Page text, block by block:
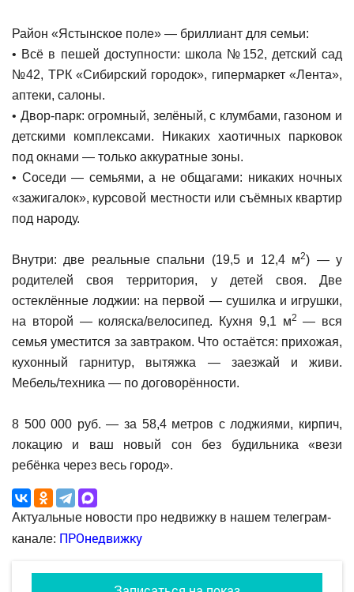
Район «Ястынское поле» — бриллиант для семьи:
• Всё в пешей доступности: школа №152, детский сад
№42, ТРК «Сибирский городок», гипермаркет «Лента»,
аптеки, салоны.
• Двор-парк: огромный, зелёный, с клумбами, газоном и
детскими комплексами. Никаких хаотичных парковок
под окнами — только аккуратные зоны.
• Соседи — семьями, а не общагами: никаких ночных
«зажигалок», курсовой местности или съёмных квартир
под народу.
Внутри: две реальные спальни (19,5 и 12,4 м2) — у
родителей своя территория, у детей своя. Две
остеклённые лоджии: на первой — сушилка и игрушки,
на второй — коляска/велосипед. Кухня 9,1 м2 — вся
семья уместится за завтраком. Что остаётся: прихожая,
кухонный гарнитур, вытяжка — заезжай и живи.
Мебель/техника — по договорённости.
8 500 000 руб. — за 58,4 метров с лоджиями, кирпич,
локацию и ваш новый сон без будильника «вези
ребёнка через весь город».
Актуальные новости про недвижку в нашем телеграм-
канале: ПРОнедвижку